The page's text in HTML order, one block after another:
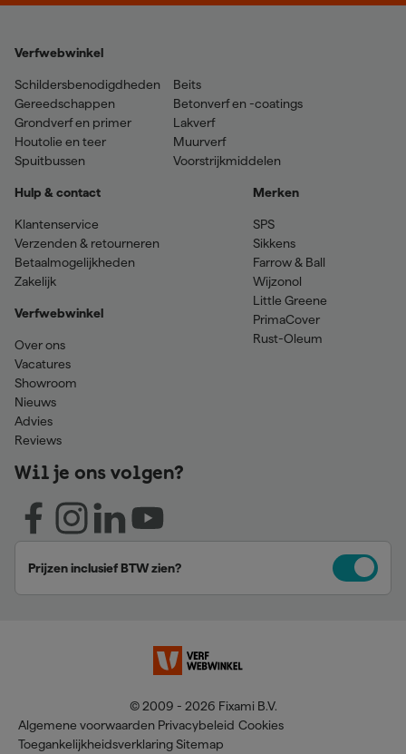
Verfwebwinkel
Schildersbenodigdheden
Gereedschappen
Grondverf en primer
Houtolie en teer
Spuitbussen
Beits
Betonverf en -coatings
Lakverf
Muurverf
Voorstrijkmiddelen
Hulp & contact
Klantenservice
Verzenden & retourneren
Betaalmogelijkheden
Zakelijk
Verfwebwinkel
Over ons
Vacatures
Showroom
Nieuws
Advies
Reviews
Merken
SPS
Sikkens
Farrow & Ball
Wijzonol
Little Greene
PrimaCover
Rust-Oleum
Wil je ons volgen?
Prijzen inclusief BTW zien?
© 2009 - 2026 Fixami B.V.
Algemene voorwaarden Privacybeleid Cookies
Toegankelijkheidsverklaring Sitemap